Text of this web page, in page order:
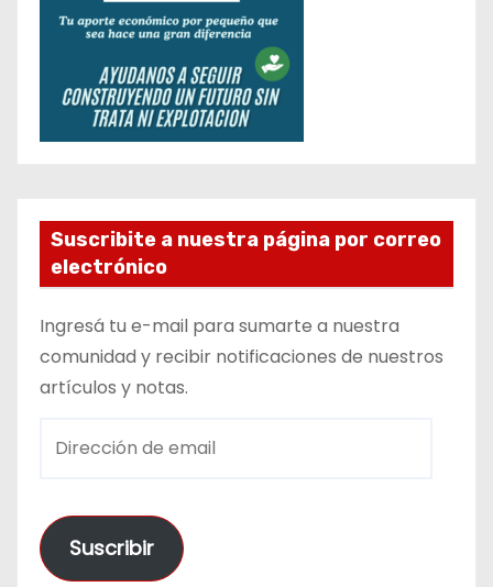
Suscribite a nuestra página por correo
electrónico
Ingresá tu e-mail para sumarte a nuestra
comunidad y recibir notificaciones de nuestros
artículos y notas.
e
c
Suscribir